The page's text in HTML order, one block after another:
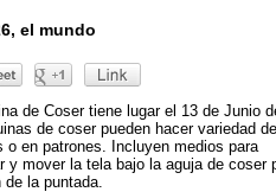
el mundo
de Coser tiene lugar el 13 de Junio
de coser pueden hacer variedad de
o en patrones. Incluyen medios para
y mover la tela bajo la aguja de coser
la puntada.